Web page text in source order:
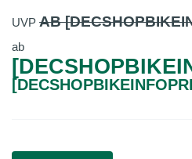
UVP AB
ab